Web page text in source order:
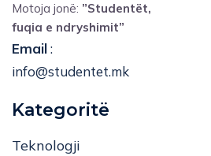
Motoja jonë: ”Studentët,
fuqia e ndryshimit”
Email:
info@studentet.mk
Kategoritë
Teknologji